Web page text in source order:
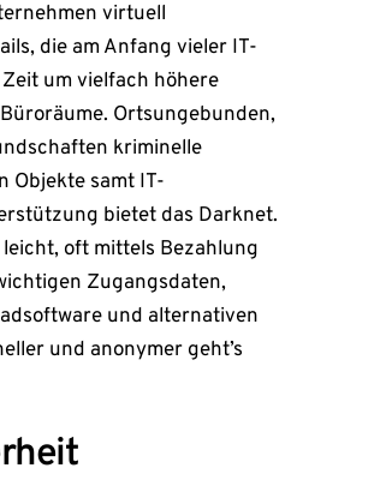
virtuell
die am Anfang vieler IT-
um vielfach höhere
Ortsungebunden,
kriminelle
Objekte samt IT-
bietet das Darknet.
oft mittels Bezahlung
Zugangsdaten,
und alternativen
und anonymer geht’s